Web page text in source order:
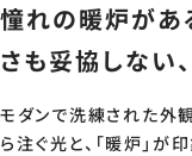
憧れの暖炉があ
さも妥協しない
モダンで洗練された外
ら注ぐ光と、「暖炉」が